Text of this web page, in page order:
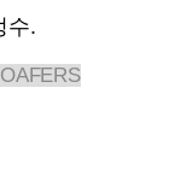
수.